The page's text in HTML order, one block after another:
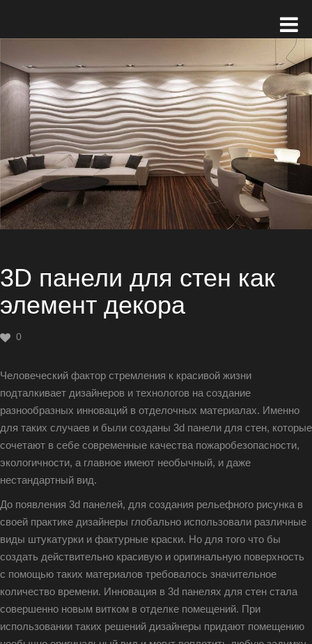
3D панели для стен как
элемент декора
0
Человеческий фактор стремления к красивой жизни
подталкивает дизайнеров и технологов на создание
разнообразных инноваций в отделочных материалах. Именно
для таких случаев и были созданы 3d панели для стен, которые
сочетают в себе современные качества пожаробезопасности,
экологичности, а главное имеют необычный, и даже
нестандартный вид.
До появления 3d панелей, для создания рельефного рисунка в
своей практике дизайнеры глобально использовали различные
виды штукатурки и фактурные краски. Но для того что бы
создать действительно красивую и оригинальную поверхность
с помощью таких материалов требовалось значительное
количество времени. Инновация в 3d панелях для стен стала
совершенно новым витком в отделке помещений. При
использовании таких решений дизайнеры придают помещению